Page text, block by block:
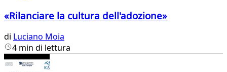
«Rilanciare la cultura dell'adozione»
di Luciano Moia
4 min di lettura